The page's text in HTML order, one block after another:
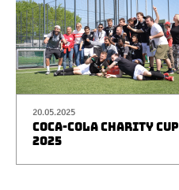
20.05.2025
COCA-COLA CHARITY CUP
2025